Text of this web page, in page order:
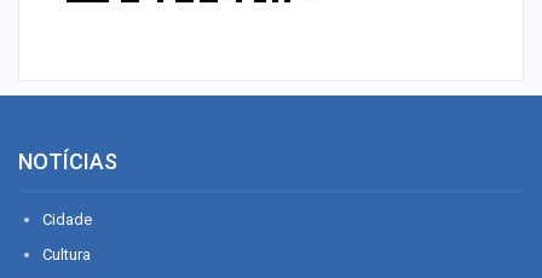
NOTÍCIAS
Cidade
Cultura